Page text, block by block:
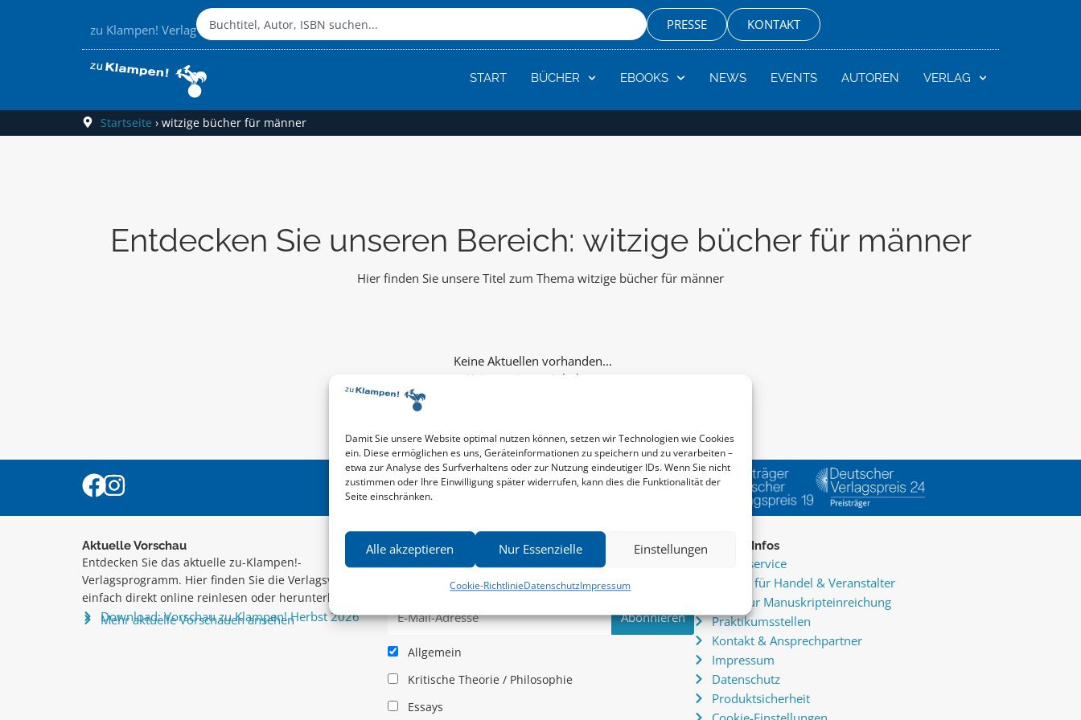
Damit Sie unsere Website optimal nutzen können, setzen wir Technologien wie Cookies
ein. Diese ermöglichen es uns, Geräteinformationen zu speichern und zu verarbeiten –
etwa zur Analyse des Surfverhaltens oder zur Nutzung eindeutiger IDs. Wenn Sie nicht
zustimmen oder Ihre Einwilligung später widerrufen, kann dies die Funktionalität der
Seite einschränken.
Alle akzeptieren Nur Essenzielle Einstellungen
Cookie-RichtlinieDatenschutzImpressum
zu Klampen! Verlag PRESSE KONTAKT
START BÜCHER EBOOKS NEWS EVENTS AUTOREN VERLAG
Startseite › witzige bücher für männer
Entdecken Sie unseren Bereich: witzige bücher für männer
Hier finden Sie unsere Titel zum Thema witzige bücher für männer
Keine weiteren Inhalte...
Aktuelle Vorschau
Entdecken Sie das aktuelle zu-Klampen!-
Verlagsprogramm. Hier finden Sie die Verlagsvorschau –
einfach direkt online reinlesen oder herunterladen.
Download: Vorschau zu Klampen! Herbst 2026
Mehr aktuelle Vorschauen ansehen
Newsletter
News zu aktuellen Neuheiten und Nachrichten im zu
Klampen! Verlag – jederzeit wieder abbestellbar.
Allgemein
Kritische Theorie / Philosophie
Essays
Service & Infos
Presseservice
Service für Handel & Veranstalter
Infos zur Manuskripteinreichung
Praktikumsstellen
Kontakt & Ansprechpartner
Impressum
Datenschutz
Produktsicherheit